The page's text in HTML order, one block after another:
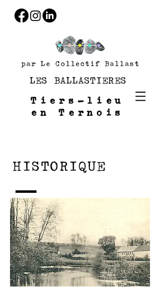
par Le Collectif Ballast
LES BALLASTIERES
Tiers-lieu
en Ternois
HISTORIQUE